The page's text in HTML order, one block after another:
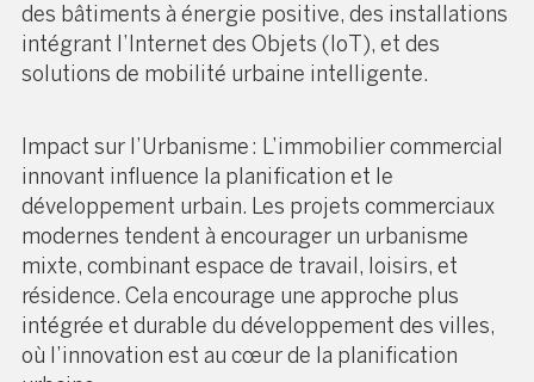
des bâtiments à énergie positive, des installations
intégrant l’Internet des Objets (IoT), et des
solutions de mobilité urbaine intelligente.
Impact sur l’Urbanisme : L’immobilier commercial
innovant influence la planification et le
développement urbain. Les projets commerciaux
modernes tendent à encourager un urbanisme
mixte, combinant espace de travail, loisirs, et
résidence. Cela encourage une approche plus
intégrée et durable du développement des villes,
où l’innovation est au cœur de la planification